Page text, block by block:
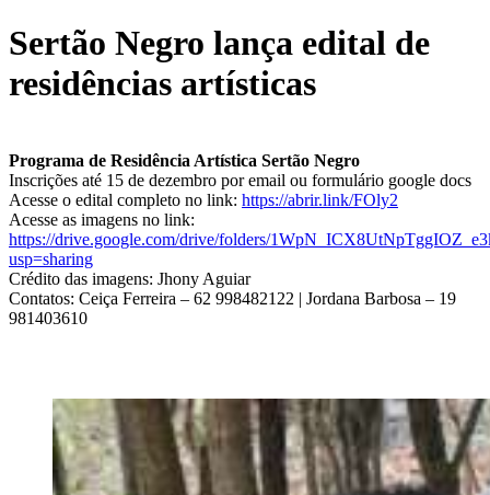
Sertão Negro lança edital de
residências artísticas
Programa de Residência Artística Sertão Negro
Inscrições até 15 de dezembro por email ou formulário google docs
Acesse o edital completo no link: https://abrir.link/FOly2
Acesse as imagens no link:
https://drive.google.com/drive/folders/
usp=sharing
Crédito das imagens: Jhony Aguiar
Contatos: Ceiça Ferreira – 62 998482122 | Jordana Barbosa – 19
981403610